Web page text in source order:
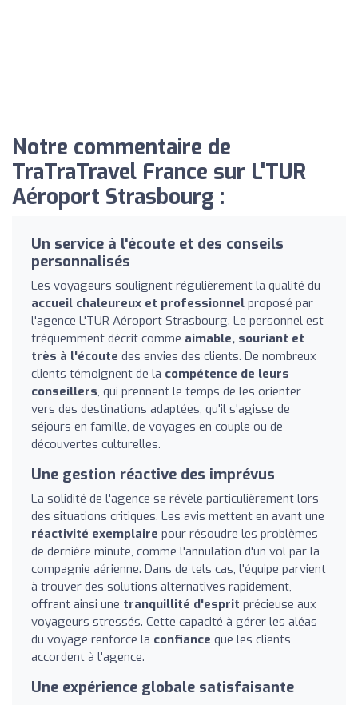
Notre commentaire de
TraTraTravel France sur L'TUR
Aéroport Strasbourg :
Un service à l'écoute et des conseils
personnalisés
Les voyageurs soulignent régulièrement la qualité du
accueil chaleureux et professionnel proposé par
l'agence L'TUR Aéroport Strasbourg. Le personnel est
fréquemment décrit comme aimable, souriant et
très à l'écoute des envies des clients. De nombreux
clients témoignent de la compétence de leurs
conseillers, qui prennent le temps de les orienter
vers des destinations adaptées, qu'il s'agisse de
séjours en famille, de voyages en couple ou de
découvertes culturelles.
Une gestion réactive des imprévus
La solidité de l'agence se révèle particulièrement lors
des situations critiques. Les avis mettent en avant une
réactivité exemplaire pour résoudre les problèmes
de dernière minute, comme l'annulation d'un vol par la
compagnie aérienne. Dans de tels cas, l'équipe parvient
à trouver des solutions alternatives rapidement,
offrant ainsi une tranquillité d'esprit précieuse aux
voyageurs stressés. Cette capacité à gérer les aléas
du voyage renforce la confiance que les clients
accordent à l'agence.
Une expérience globale satisfaisante